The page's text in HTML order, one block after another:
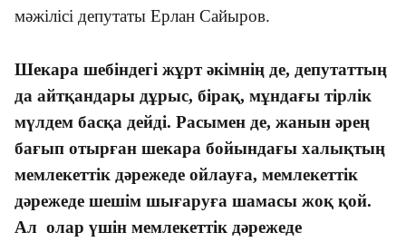
мәжілісі депутаты Ерлан Сайыров.
Шекара шебіндегі жұрт әкімнің де, депутаттың
да айтқандары дұрыс, бірақ, мұндағы тірлік
мүлдем басқа дейді. Расымен де, жанын әрең
бағып отырған шекара бойындағы халықтың
мемлекеттік дәрежеде ойлауға, мемлекеттік
дәрежеде шешім шығаруға шамасы жоқ қой.
Ал олар үшін мемлекеттік дәрежеде